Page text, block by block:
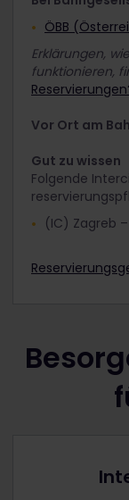
ÖBB
Erklärungen,
funktionieren,
Vor Ort am
Gut zu wissen
Folgende
(IC) Zagreb